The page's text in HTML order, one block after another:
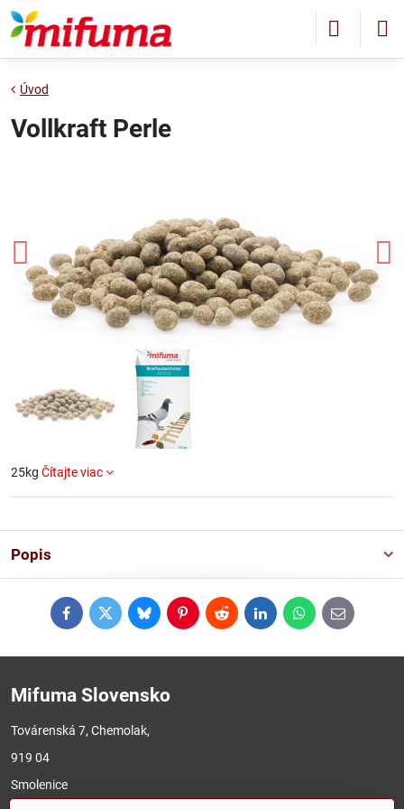
Úvod
Vollkraft Perle
25kg Čítajte viac
Popis
FacebookTwitterBlueskyPinterestRedditLinkedInWhatsApp
E-
mail
Mifuma Slovensko
Továrenská 7, Chemolak,
919 04
Smolenice